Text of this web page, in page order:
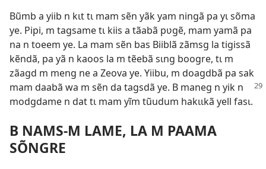
Bũmb a yiib n kɩt tɩ mam sẽn yãk yam ningã pa yɩ sõma
ye. Pipi, m tagsame tɩ kiis a tãabã pʋgẽ, mam yamã pa
na n toeem ye. La mam sẽn bas Biiblã zãmsg la tigissã
kẽndã, pa yã n kaoos la m tẽebã sɩng boogre, tɩ m
zãagd m meng ne a Zeova ye. Yiibu, m doagdbã pa sak
mam daabã wa m sẽn da tagsdã ye. B maneg n yik n
modgdame n dat tɩ mam yĩm tũudum hakɩɩkã yell fasɩ.
B NAMS-M LAME, LA M PAAMA
SÕNGRE